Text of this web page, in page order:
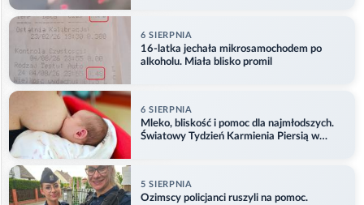
6 SIERPNIA
16-latka jechała mikrosamochodem po
alkoholu. Miała blisko promil
6 SIERPNIA
Mleko, bliskość i pomoc dla najmłodszych.
Światowy Tydzień Karmienia Piersią w
5 SIERPNIA
Ozimscy policjanci ruszyli na pomoc.